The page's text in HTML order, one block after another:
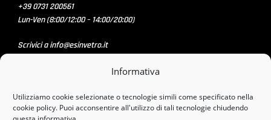
Informativa
Utilizziamo cookie selezionate o tecnologie simili come specificato nella
cookie policy. Puoi acconsentire all'utilizzo di tali tecnologie chiudendo
+39 0731 200561
Lun-Ven (8:00/12:00 – 14:00/20:00)
Scrivici a info@esinvetro.it